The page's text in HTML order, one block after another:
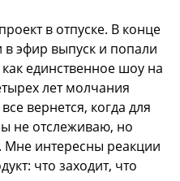
в отпуске. В конце
эфир выпуск и попали
единственное шоу на
лет молчания
вернется, когда для
не отслеживаю, но
Мне интересны реакции
что заходит, что